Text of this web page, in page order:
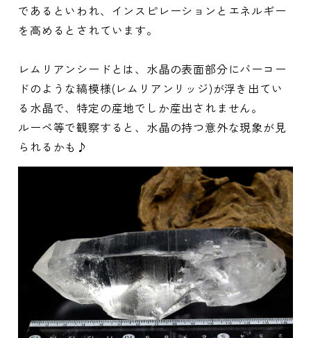
であるといわれ、インスピレーションとエネルギー
を高めるとされています。
レムリアンシードとは、水晶の表面部分にバーコー
ドのような縞模様(レムリアンリッジ)が浮き出てい
る水晶で、特定の産地でしか産出されません。
ルーペ等で観察すると、水晶の持つ意外な現象が見
られるかも♪